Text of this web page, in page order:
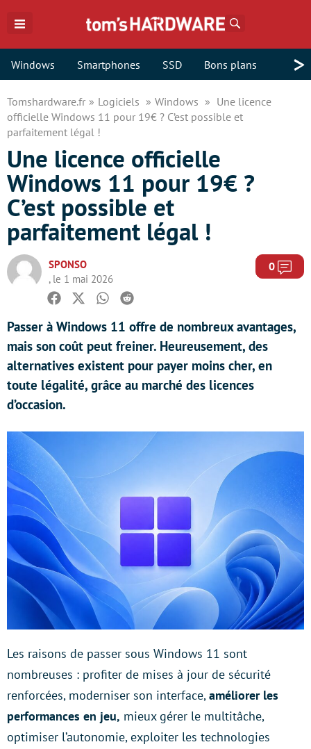
Windows Smartphones SSD Bons plans >
Tomshardware.fr Logiciels Windows
Une licence
officielle Windows 11 pour 19€ ? C’est possible et
parfaitement légal !
Une licence officielle
Windows 11 pour 19€ ?
C’est possible et
parfaitement légal !
SPONSO
, le 1 mai 2026
0
Facebook
TwitterWhatsapp
Reddit
Passer à Windows 11 offre de nombreux avantages,
mais son coût peut freiner. Heureusement, des
alternatives existent pour payer moins cher, en
toute légalité, grâce au marché des licences
d’occasion.
Les raisons de passer sous Windows 11 sont
nombreuses : profiter de mises à jour de sécurité
renforcées, moderniser son interface,améliorer les
performances en jeu, mieux gérer le multitâche,
optimiser l’autonomie, exploiter les technologies